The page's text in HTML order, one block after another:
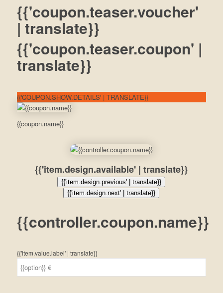
{{'coupon.teaser.voucher'
| translate}}
{{'coupon.teaser.coupon' |
translate}}
{{'COUPON.SHOW.DETAILS' | TRANSLATE}}
{{coupon.name}}
{{'item.design.available' | translate}}
{{'item.design.previous' | translate}}
{{'item.design.next' | translate}}
{{controller.coupon.name}}
{{'item.value.label' | translate}}